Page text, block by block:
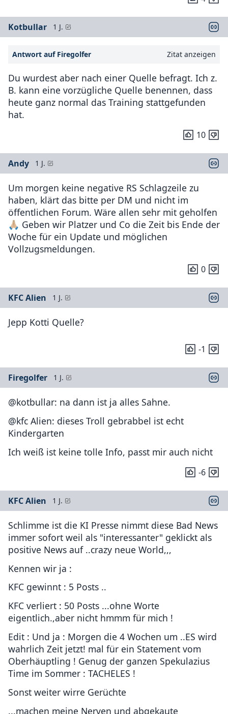
Kotbullar 1 J.
Antwort auf Firegolfer Zitat anzeigen
Du wurdest aber nach einer Quelle befragt. Ich z.
B. kann eine vorzügliche Quelle benennen, dass
heute ganz normal das Training stattgefunden
hat.
10
Andy 1 J.
Um morgen keine negative RS Schlagzeile zu
haben, klärt das bitte per DM und nicht im
öffentlichen Forum. Wäre allen sehr mit geholfen
🙏🏼 Geben wir Platzer und Co die Zeit bis Ende der
Woche für ein Update und möglichen
Vollzugsmeldungen.
0
KFC Alien 1 J.
Jepp Kotti Quelle?
-1
Firegolfer 1 J.
@kotbullar: na dann ist ja alles Sahne.
@kfc Alien: dieses Troll gebrabbel ist echt
Kindergarten
Ich weiß ist keine tolle Info, passt mir auch nicht
-6
KFC Alien 1 J.
Schlimme ist die KI Presse nimmt diese Bad News
immer sofort weil als "interessanter" geklickt als
positive News auf ..crazy neue World,,,
Kennen wir ja :
KFC gewinnt : 5 Posts ..
KFC verliert : 50 Posts ...ohne Worte
eigentlich.,aber nicht hmmm für mich !
Edit : Und ja : Morgen die 4 Wochen um ..ES wird
wahrlich Zeit jetzt! mal für ein Statement vom
Oberhäuptling ! Genug der ganzen Spekulazius
Time im Sommer : TACHELES !
Sonst weiter wirre Gerüchte
...machen meine Nerven und abgekaute